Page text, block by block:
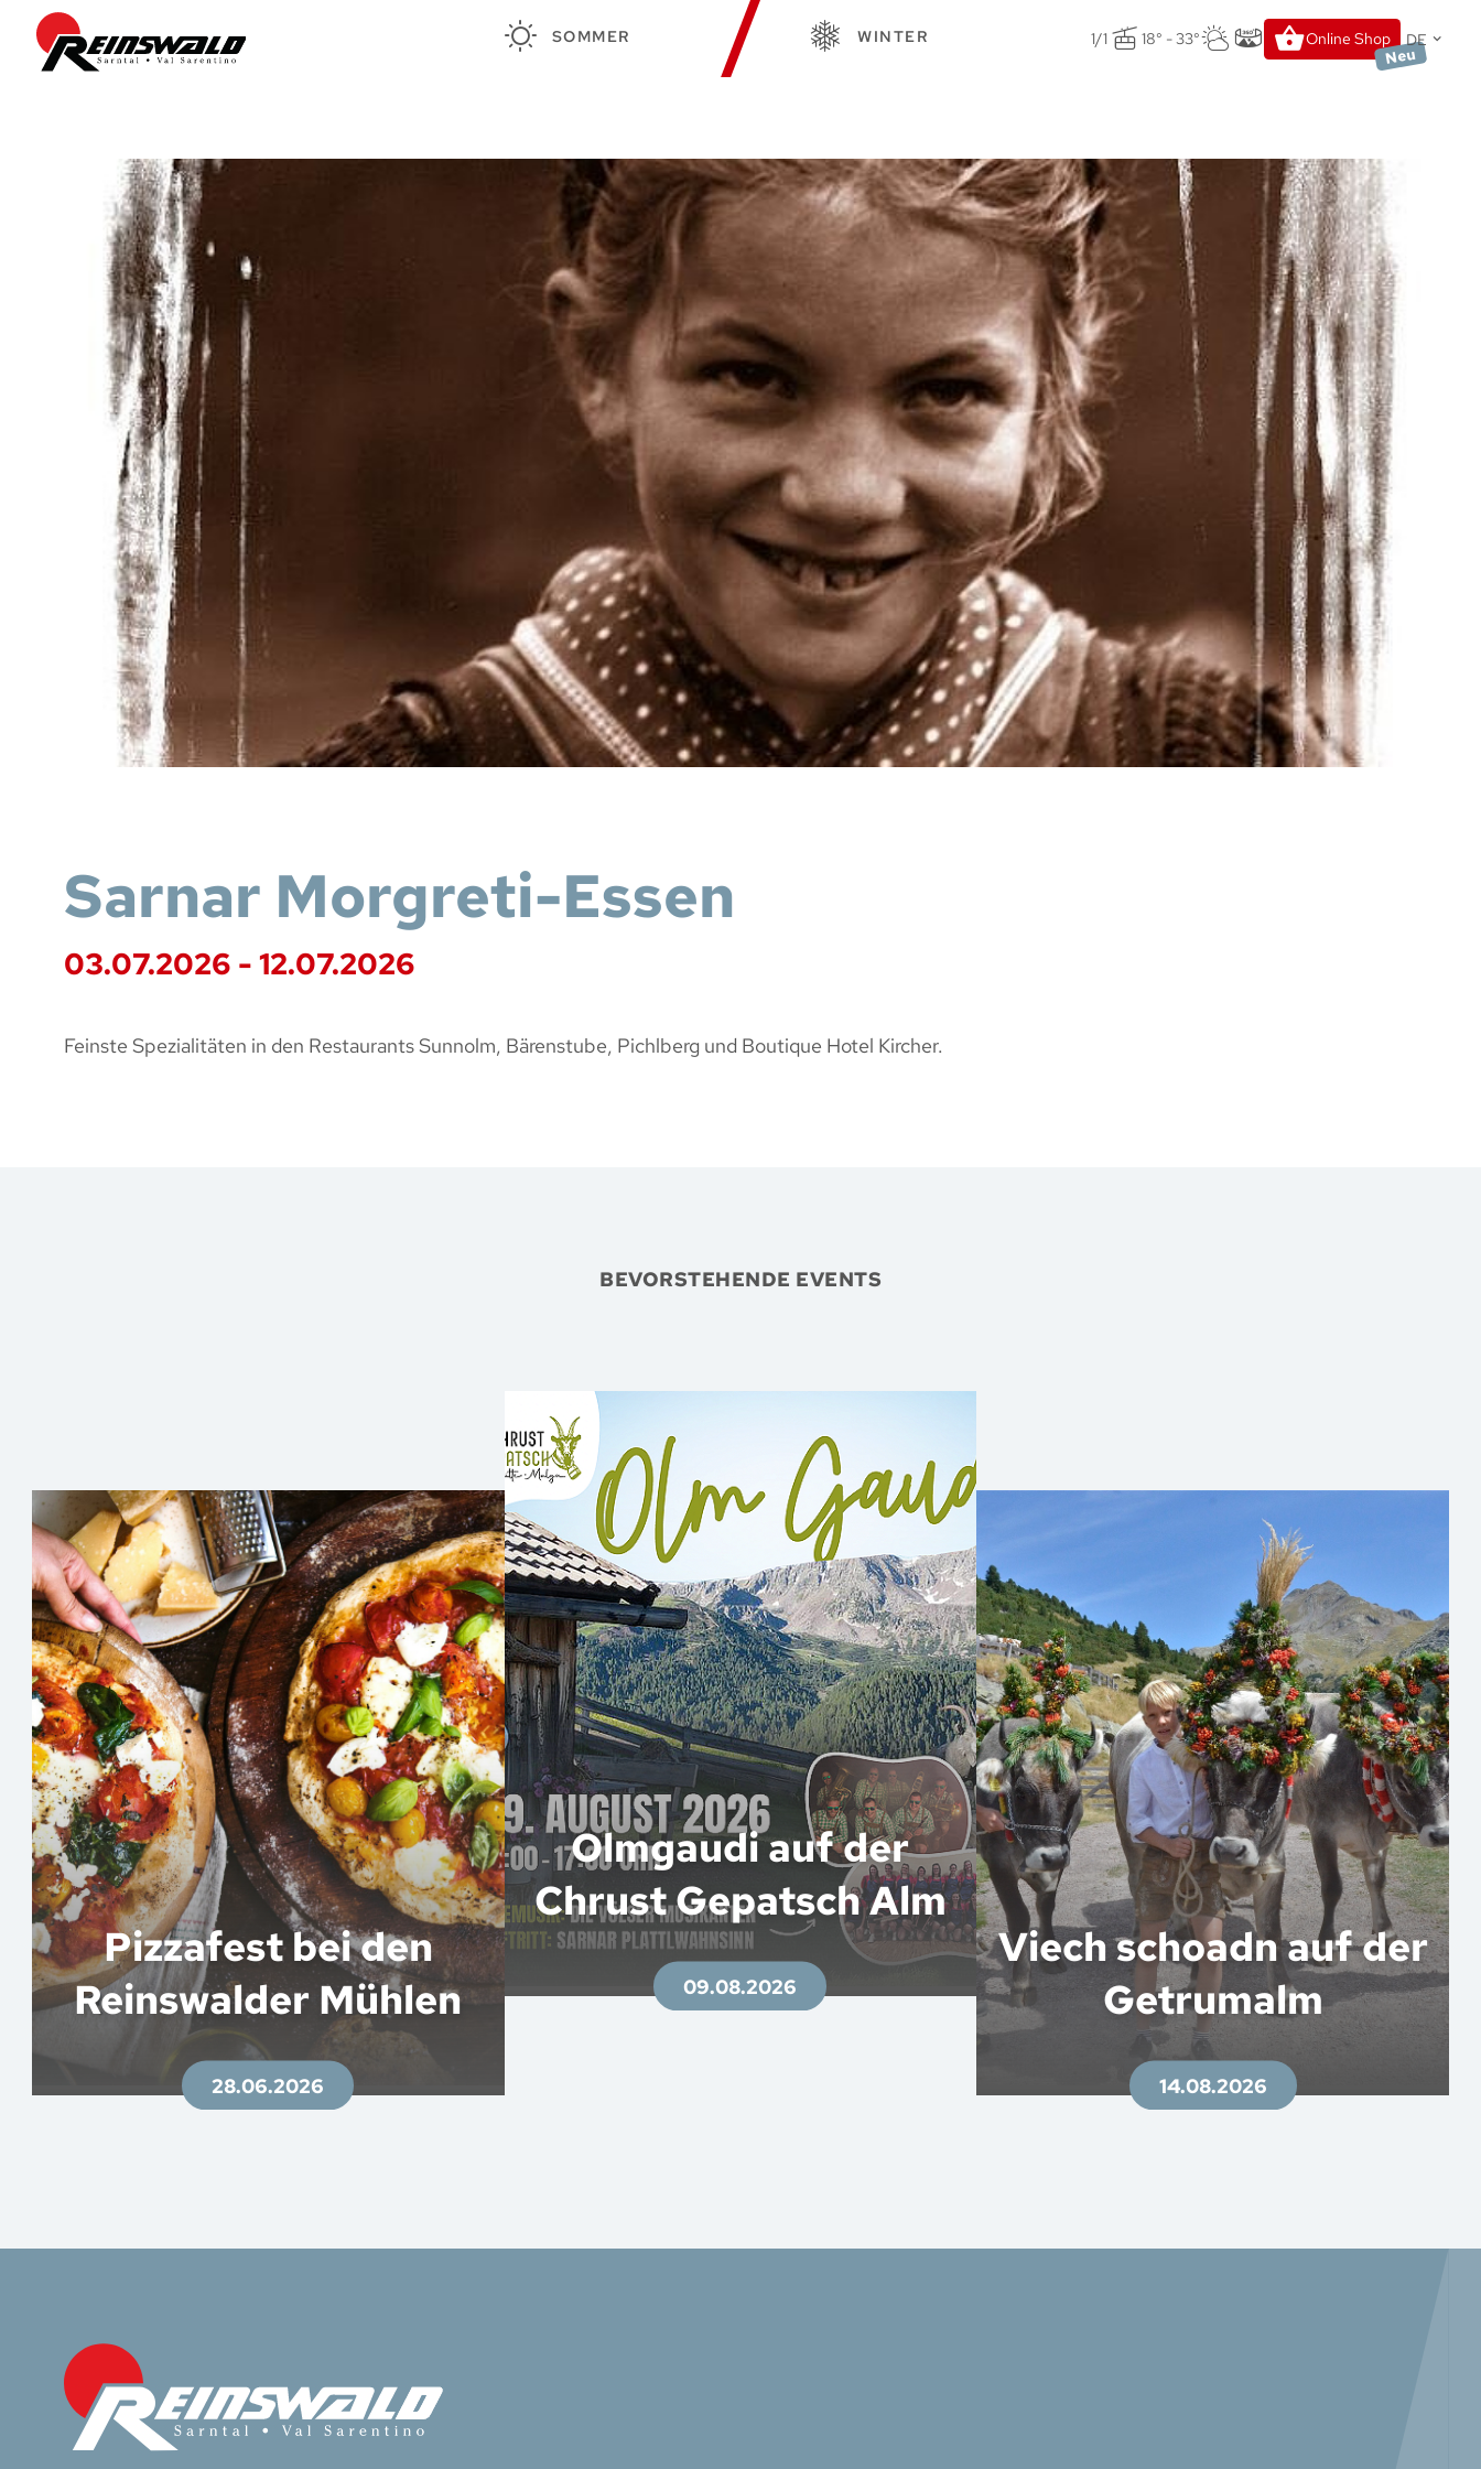
SOMMER WINTER 1/1 18° - 33° Online Shop
Neu
DE
Sarnar Morgreti-Essen
03.07.2026 - 12.07.2026
Feinste Spezialitäten in den Restaurants Sunnolm, Bärenstube, Pichlberg und Boutique Hotel Kircher.
BEVORSTEHENDE EVENTS
Pizzafest bei den
Reinswalder Mühlen
28.06.2026
Olmgaudi auf der
Chrust Gepatsch Alm
09.08.2026
Viech schoadn auf der
Getrumalm
14.08.2026